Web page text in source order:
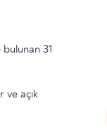
31
ve açık